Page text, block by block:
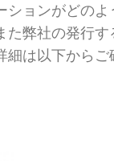
ションがどの
た弊社の発行
は以下からご